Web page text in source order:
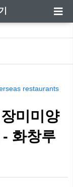
restaurants
미미양
화창루